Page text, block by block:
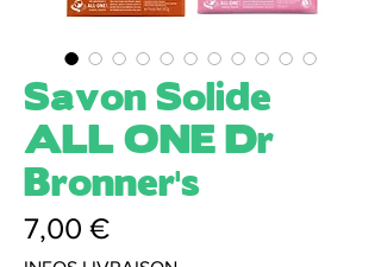
Savon Solide
ALL ONE Dr
Bronner's
7,00 €Prix